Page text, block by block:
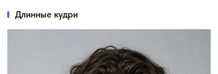
Длинные кудри